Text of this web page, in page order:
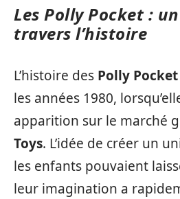
Les Polly Pocket :
travers l’histoire
L’histoire des Polly Pocket
les années 1980,
apparition sur le marché
Toys. L’idée de créer un
les enfants pouvaient
leur imagination a